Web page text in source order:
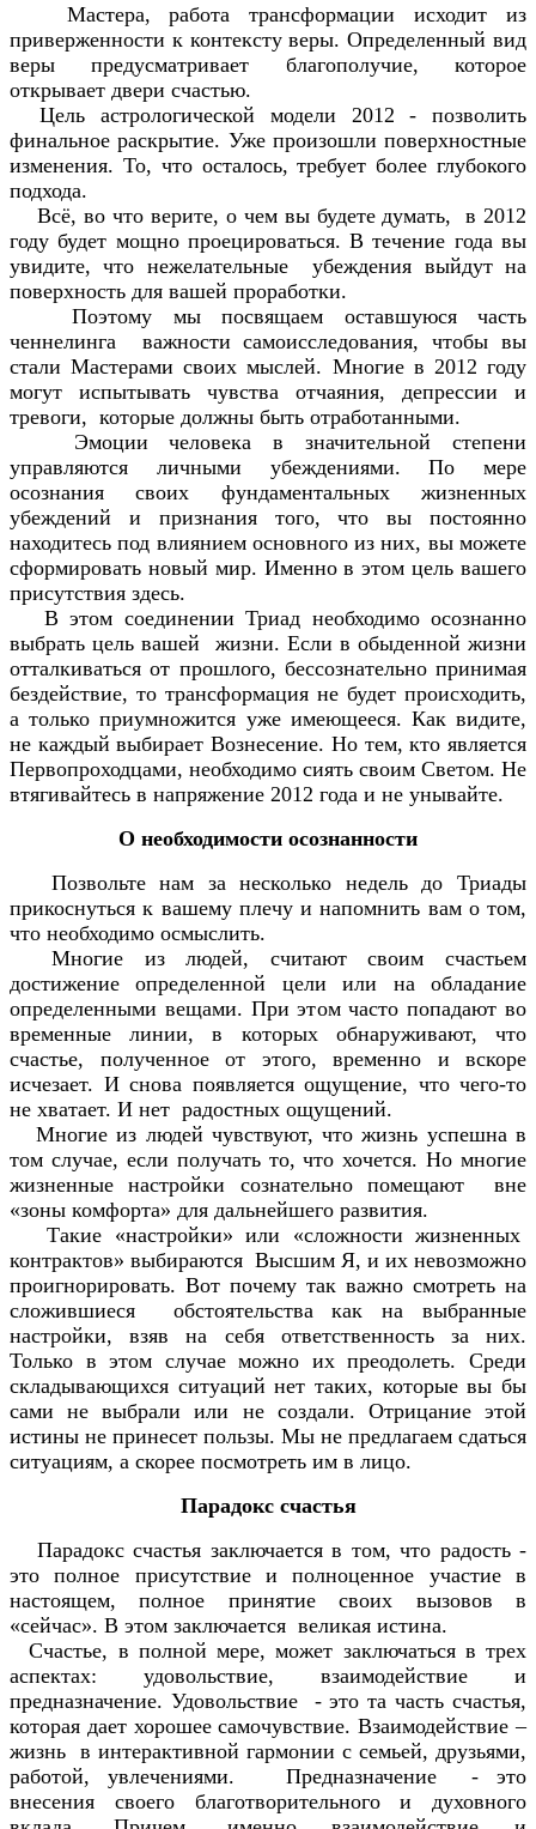
Мастера, работа трансформации исходит из
приверженности к контексту веры. Определенный вид
веры предусматривает благополучие, которое
открывает двери счастью.
Цель астрологической модели 2012 - позволить
финальное раскрытие. Уже произошли поверхностные
изменения. То, что осталось, требует более глубокого
подхода.
Всё, во что верите, о чем вы будете думать, в 2012
году будет мощно проецироваться. В течение года вы
увидите, что нежелательные убеждения выйдут на
поверхность для вашей проработки.
Поэтому мы посвящаем оставшуюся часть
ченнелинга важности самоисследования, чтобы вы
стали Мастерами своих мыслей. Многие в 2012 году
могут испытывать чувства отчаяния, депрессии и
тревоги, которые должны быть отработанными.
Эмоции человека в значительной степени
управляются личными убеждениями. По мере
осознания своих фундаментальных жизненных
убеждений и признания того, что вы постоянно
находитесь под влиянием основного из них, вы можете
сформировать новый мир. Именно в этом цель вашего
присутствия здесь.
В этом соединении Триад необходимо осознанно
выбрать цель вашей жизни. Если в обыденной жизни
отталкиваться от прошлого, бессознательно принимая
бездействие, то трансформация не будет происходить,
а только приумножится уже имеющееся. Как видите,
не каждый выбирает Вознесение. Но тем, кто является
Первопроходцами, необходимо сиять своим Светом. Не
втягивайтесь в напряжение 2012 года и не унывайте.
О необходимости осознанности
Позвольте нам за несколько недель до Триады
прикоснуться к вашему плечу и напомнить вам о том,
что необходимо осмыслить.
Многие из людей, считают своим счастьем
достижение определенной цели или на обладание
определенными вещами. При этом часто попадают во
временные линии, в которых обнаруживают, что
счастье, полученное от этого, временно и вскоре
исчезает. И снова появляется ощущение, что чего-то
не хватает. И нет радостных ощущений.
Многие из людей чувствуют, что жизнь успешна в
том случае, если получать то, что хочется. Но многие
жизненные настройки сознательно помещают вне
«зоны комфорта» для дальнейшего развития.
Такие «настройки» или «сложности жизненных
контрактов» выбираются Высшим Я, и их невозможно
проигнорировать. Вот почему так важно смотреть на
сложившиеся обстоятельства как на выбранные
настройки, взяв на себя ответственность за них.
Только в этом случае можно их преодолеть. Среди
складывающихся ситуаций нет таких, которые вы бы
сами не выбрали или не создали. Отрицание этой
истины не принесет пользы. Мы не предлагаем сдаться
ситуациям, а скорее посмотреть им в лицо.
Парадокс счастья
Парадокс счастья заключается в том, что радость -
это полное присутствие и полноценное участие в
настоящем, полное принятие своих вызовов в
«сейчас». В этом заключается великая истина.
Счастье, в полной мере, может заключаться в трех
аспектах: удовольствие, взаимодействие и
предназначение. Удовольствие - это та часть счастья,
которая дает хорошее самочувствие. Взаимодействие –
жизнь в интерактивной гармонии с семьей, друзьями,
работой, увлечениями. Предназначение - это
внесения своего благотворительного и духовного